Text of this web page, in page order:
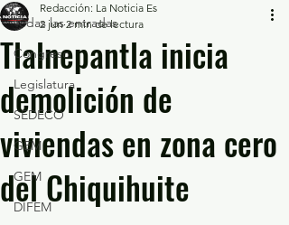
Todas las entradas
Congreso
Legislatura
SEDECO
GEM
GEM
DIFEM
Tlalnepantla inicia
demolición de
viviendas en zona cero
del Chiquihuite
Redacción: La Noticia Es
2 jun 2 min de lectura